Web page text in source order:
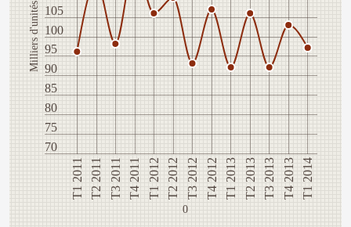
70
75
80
85
90
95
100
105
T1 2011 T2 2011 T3 2011 T4 2011 T1 2012 T2 2012 T3 2012 T4 2012 T1 2013 T2 2013 T3 2013 T4 2013 T1 2014
Milliers d'unités
0